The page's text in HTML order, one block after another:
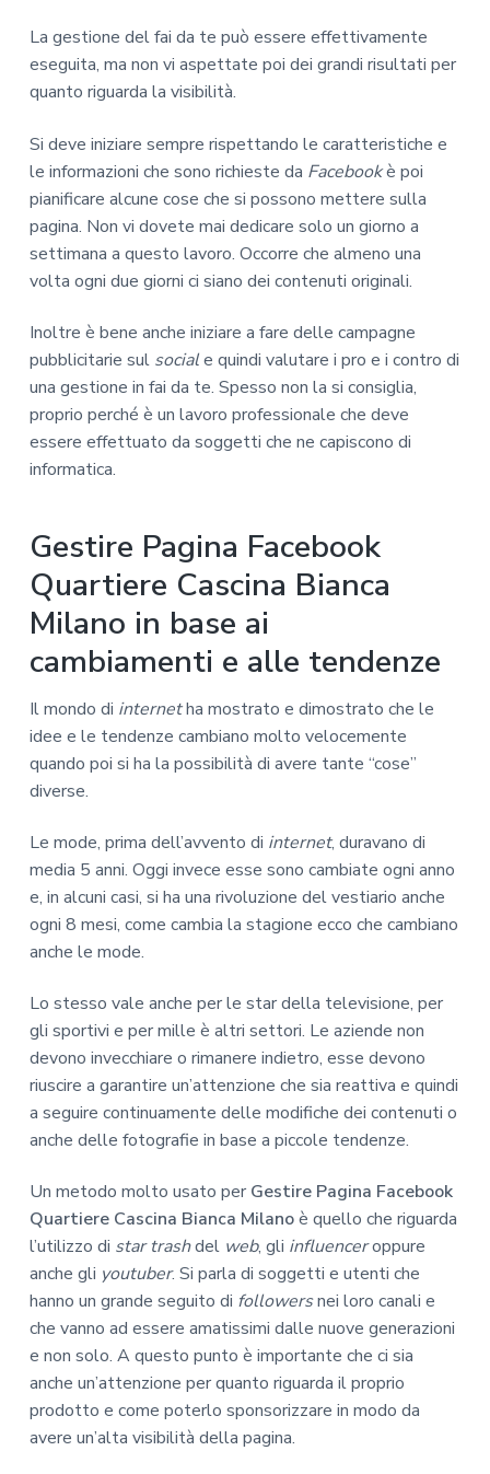
La gestione del fai da te può essere effettivamente
eseguita, ma non vi aspettate poi dei grandi risultati per
quanto riguarda la visibilità.
Si deve iniziare sempre rispettando le caratteristiche e
le informazioni che sono richieste da Facebookè poi
pianificare alcune cose che si possono mettere sulla
pagina. Non vi dovete mai dedicare solo un giorno a
settimana a questo lavoro. Occorre che almeno una
volta ogni due giorni ci siano dei contenuti originali.
Inoltre è bene anche iniziare a fare delle campagne
pubblicitarie sul sociale quindi valutare i pro e i contro di
una gestione in fai da te. Spesso non la si consiglia,
proprio perché è un lavoro professionale che deve
essere effettuato da soggetti che ne capiscono di
informatica.
Gestire Pagina Facebook
Quartiere Cascina Bianca
Milano in base ai
cambiamenti e alle tendenze
Il mondo di internetha mostrato e dimostrato che le
idee e le tendenze cambiano molto velocemente
quando poi si ha la possibilità di avere tante “cose”
diverse.
Le mode, prima dell’avvento di internet, duravano di
media 5 anni. Oggi invece esse sono cambiate ogni anno
e, in alcuni casi, si ha una rivoluzione del vestiario anche
ogni 8 mesi, come cambia la stagione ecco che cambiano
anche le mode.
Lo stesso vale anche per le star della televisione, per
gli sportivi e per mille è altri settori. Le aziende non
devono invecchiare o rimanere indietro, esse devono
riuscire a garantire un’attenzione che sia reattiva e quindi
a seguire continuamente delle modifiche dei contenuti o
anche delle fotografie in base a piccole tendenze.
Un metodo molto usato per Gestire Pagina Facebook
Quartiere Cascina Bianca Milanoè quello che riguarda
l’utilizzo di star trashdel web, gli influenceroppure
anche gli youtuber. Si parla di soggetti e utenti che
hanno un grande seguito di followersnei loro canali e
che vanno ad essere amatissimi dalle nuove generazioni
e non solo. A questo punto è importante che ci sia
anche un’attenzione per quanto riguarda il proprio
prodotto e come poterlo sponsorizzare in modo da
avere un’alta visibilità della pagina.